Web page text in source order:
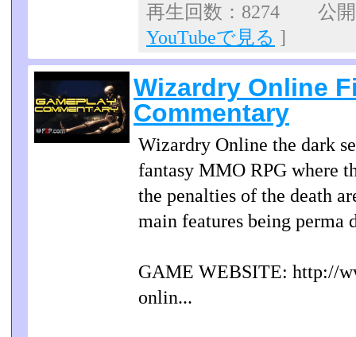
再生回数：8274 公
YouTubeで見る ]
Wizardry Online
Commentary
Wizardry Online the dark
fantasy MMO RPG where
the penalties of the death
main features being perma
GAME WEBSITE: http://
onlin...